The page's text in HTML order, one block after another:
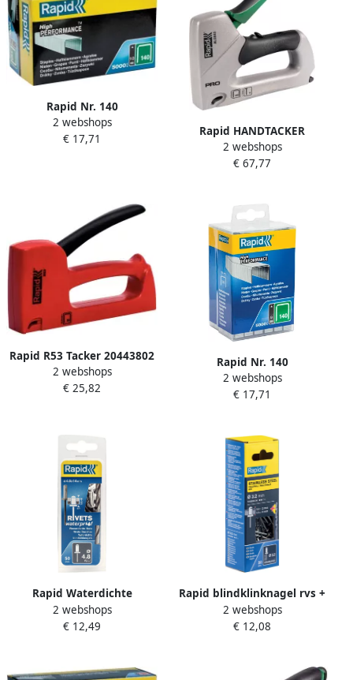
Rapid Nr. 140
vlakdraadnieten 10 mm
5.000 stuks 11910711
2 webshops
€ 17,71
Rapid HANDTACKER
ALUMINIUM ALU840
2 webshops
€ 67,77
Rapid R53 Tacker 20443802
2 webshops
€ 25,82
Rapid Nr. 140
vlakdraadnieten 8 mm
5.000 stuks 40303089
2 webshops
€ 17,71
Rapid Waterdichte
blindklinknagels Ø4 8 x 14
mm 50 stuks + boor
2 webshops
€ 12,49
Rapid blindklinknagel rvs +
drill 3.2x8mm (50st)
2 webshops
€ 12,08